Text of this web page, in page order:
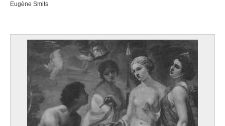
Eugène Smits